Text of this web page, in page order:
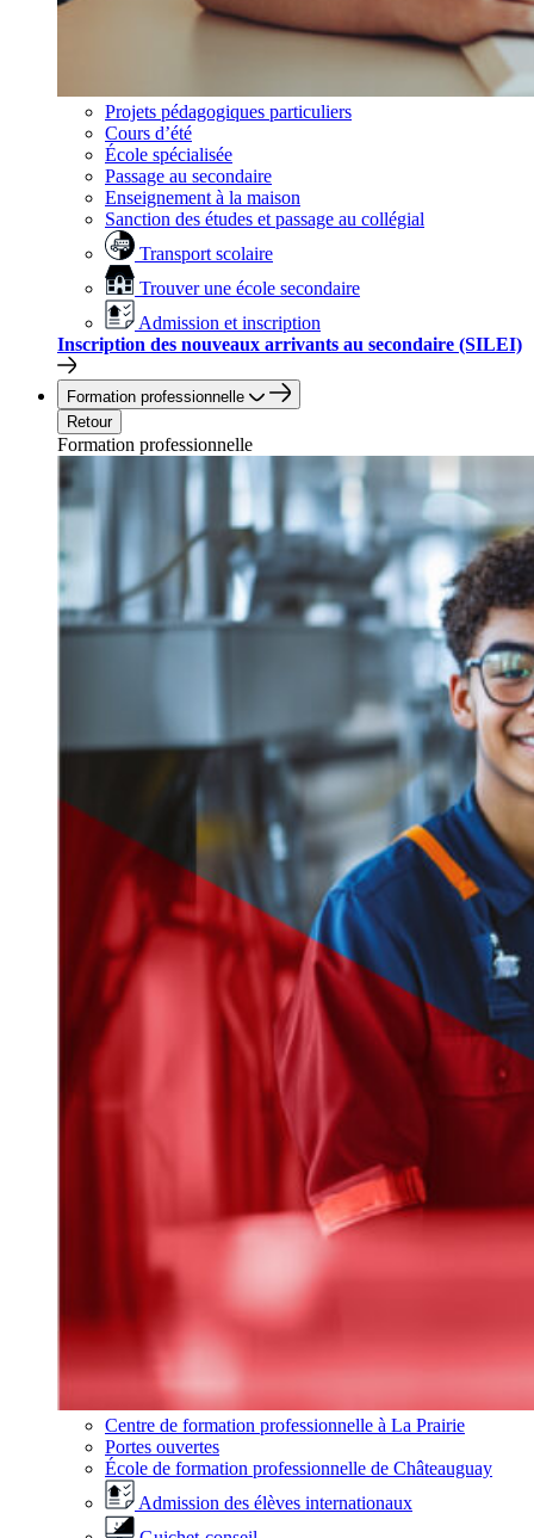
Projets pédagogiques particuliers
Cours d’été
École spécialisée
Passage au secondaire
Enseignement à la maison
Sanction des études et passage au collégial
Transport scolaire
Trouver une école secondaire
Admission et inscription
Inscription des nouveaux arrivants au secondaire (SILEI)
Formation professionnelle
Retour
Formation professionnelle
Centre de formation professionnelle à La Prairie
Portes ouvertes
École de formation professionnelle de Châteauguay
Admission des élèves internationaux